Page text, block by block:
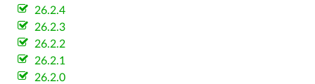
26.2.4
26.2.3
26.2.2
26.2.1
26.2.0